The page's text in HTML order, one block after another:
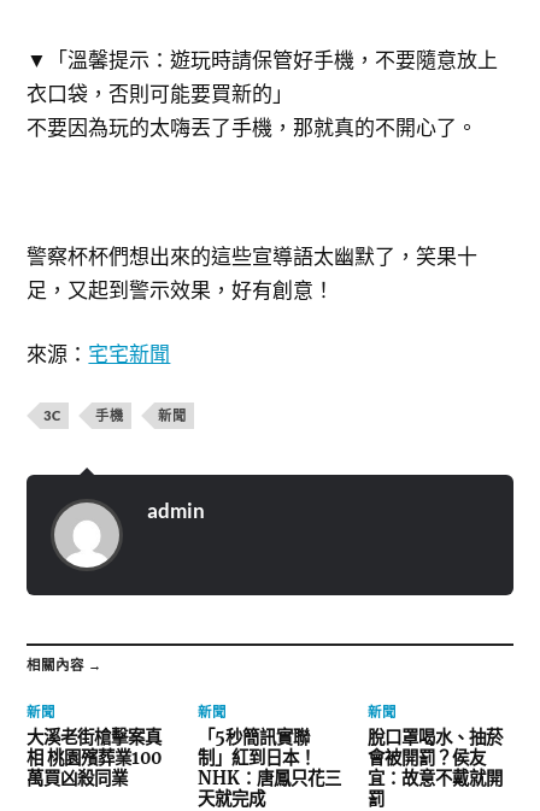
▼「溫馨提示：遊玩時請保管好手機，不要隨意放上
衣口袋，否則可能要買新的」
不要因為玩的太嗨丟了手機，那就真的不開心了。
警察杯杯們想出來的這些宣導語太幽默了，笑果十
足，又起到警示效果，好有創意！
來源： 宅宅新聞
3C 手機 新聞
admin
相關內容 →
新聞
大溪老街槍擊案真
相 桃園殯葬業100
萬買凶殺同業
新聞
「5秒簡訊實聯
制」紅到日本！
NHK：唐鳳只花三
天就完成
新聞
脫口罩喝水、抽菸
會被開罰？侯友
宜：故意不戴就開
罰